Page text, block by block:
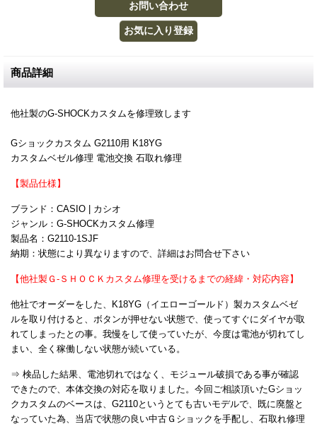
商品詳細
他社製のG-SHOCKカスタムを修理致します
Gショックカスタム G2110用 K18YG
カスタムベゼル修理 電池交換 石取れ修理
【製品仕様】
ブランド：CASIO | カシオ
ジャンル：G-SHOCKカスタム修理
製品名：G2110-1SJF
納期：状態により異なりますので、詳細はお問合せ下さい
【他社製Ｇ-ＳＨＯＣＫカスタム修理を受けるまでの経緯・対応内容】
他社でオーダーをした、K18YG（イエローゴールド）製カスタムベゼ
ルを取り付けると、ボタンが押せない状態で、使ってすぐにダイヤが取
れてしまったとの事。我慢をして使っていたが、今度は電池が切れてし
まい、全く稼働しない状態が続いている。
⇒ 検品した結果、電池切れではなく、モジュール破損である事が確認
できたので、本体交換の対応を取りました。今回ご相談頂いたGショッ
クカスタムのベースは、G2110というとても古いモデルで、既に廃盤と
なっていた為、当店で状態の良い中古Ｇショックを手配し、石取れ修理